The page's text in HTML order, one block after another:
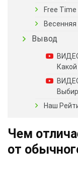
Free
Вывод
Наш
Чем
от